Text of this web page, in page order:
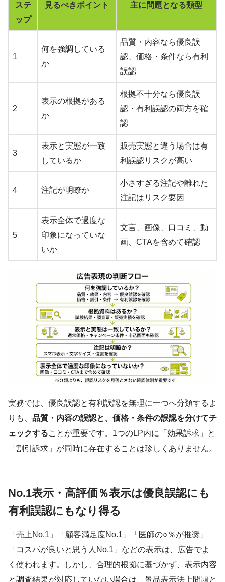
ステ
ップ
見るべきポイント 主に問題となる類型
1
何を強調している
か
品質・内容なら優良誤
認、価格・条件なら有利
誤認
2
表示の根拠がある
か
根拠不十分なら優良誤
認・有利誤認の両方を確
認
3
表示と実態が一致
しているか
販売実態と違う場合は有
利誤認リスクが高い
4 注記が明瞭か
小さすぎる注記や離れた
注記はリスク要因
5
表示全体で過度な
印象になっていな
いか
文言、画像、口コミ、動
画、CTAを含めて確認
実務では、優良誤認と有利誤認を無理に一つへ分類するよ
りも、 品質・内容の誤認と、価格・条件の誤認を分けてチ
ェックすることが重要です。1つのLP内に「効果訴求」と
「割引訴求」が同時に存在することは珍しくありません。
No.1表示・高評価％表示は優良誤認にも
有利誤認にもなり得る
「売上No.1」「顧客満足度No.1」「医師の○％が推奨」
「コスパが良いと思う人No.1」などの表示は、広告でよ
く使われます。しかし、合理的根拠に基づかず、表示内容
と調査結果が対応していない場合は、景品表示法上問題と